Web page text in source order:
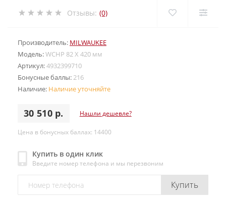
Отзывы: (0)
Производитель: MILWAUKEE
Модель:WCHP 82 X 420 мм
Артикул:4932399710
Бонусные баллы:216
Наличие: Наличие уточняйте
30 510 р. Нашли дешевле?
Цена в бонусных баллах: 14400
Купить в один клик
Введите номер телефона и мы перезвоним
Купить